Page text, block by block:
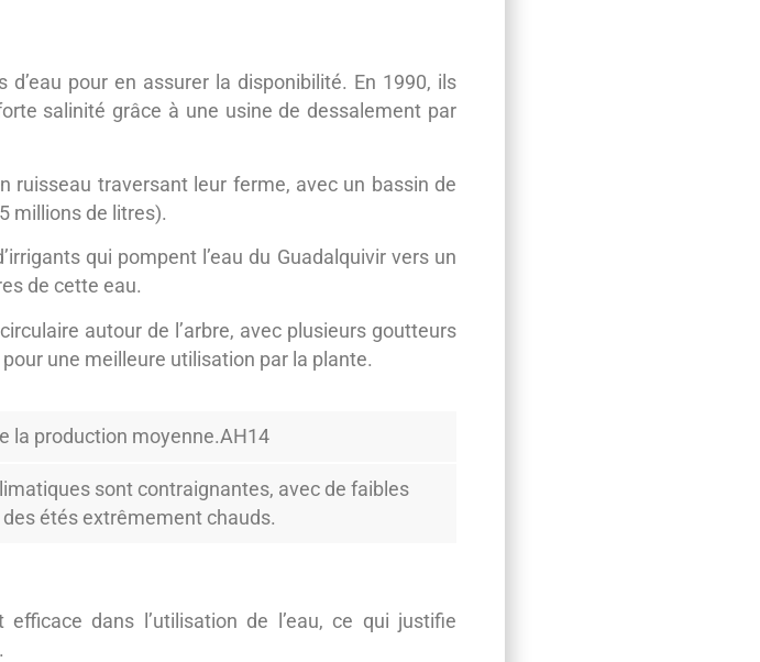
pour en assurer la disponibilité. En 1990, ils
salinité grâce à une usine de dessalement par
ruisseau traversant leur ferme, avec un bassin de
millions de litres).
qui pompent l’eau du Guadalquivir vers un
de cette eau.
autour de l’arbre, avec plusieurs goutteurs
une meilleure utilisation par la plante.
la production moyenne.AH14
sont contraignantes, avec de faibles
étés extrêmement chauds.
dans l’utilisation de l’eau, ce qui justifie